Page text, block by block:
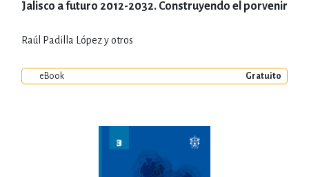
Jalisco a futuro 2012-2032. Construyendo el porvenir
Raúl Padilla López y otros
eBook Gratuito